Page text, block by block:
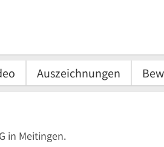
Auszeichnungen
in Meitingen.